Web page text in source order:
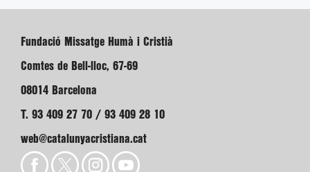
Fundació Missatge Humà i Cristià
Comtes de Bell-lloc, 67-69
08014 Barcelona
T. 93 409 27 70 / 93 409 28 10
web@catalunyacristiana.cat